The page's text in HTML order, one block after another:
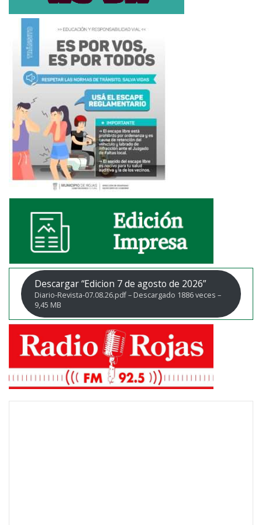
Descargar “Edicion 7 de agosto de 2026”
Diario-Revista-07.08.26.pdf – Descargado 1886 veces –
9,45 MB